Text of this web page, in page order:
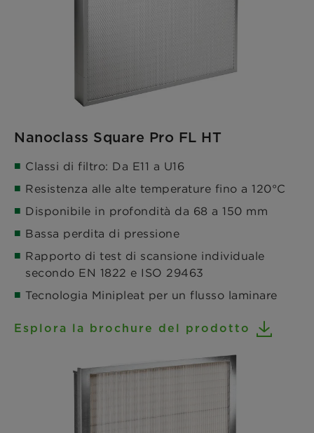
Nanoclass Square Pro FL HT
Classi di filtro: Da E11 a U16
Resistenza alle alte temperature fino a 120°C
Disponibile in profondità da 68 a 150 mm
Bassa perdita di pressione
Rapporto di test di scansione individuale
secondo EN 1822 e ISO 29463
Tecnologia Minipleat per un flusso laminare
Esplora la brochure del prodotto